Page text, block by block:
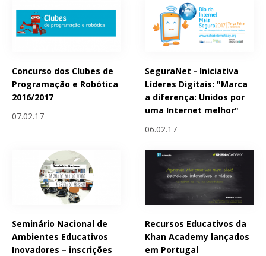
Concurso dos Clubes de
Programação e Robótica
2016/2017
07.02.17
SeguraNet - Iniciativa
Líderes Digitais: "Marca
a diferença: Unidos por
uma Internet melhor"
06.02.17
Seminário Nacional de
Ambientes Educativos
Inovadores – inscrições
Recursos Educativos da
Khan Academy lançados
em Portugal